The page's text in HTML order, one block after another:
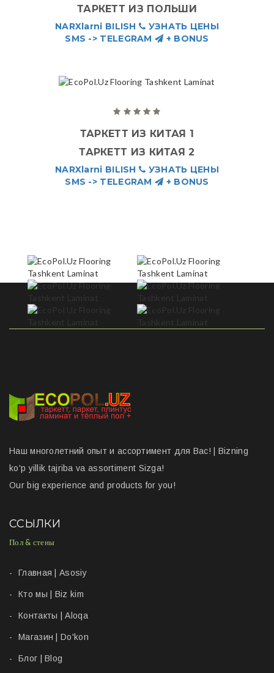
ТАРКЕТТ ИЗ ПОЛЬШИ
NARXlarni BILISH
УЗНАТЬ ЦЕНЫ
SMS -> TELEGRAM
+ BONUS
ТАРКЕТТ ИЗ КИТАЯ 1
ТАРКЕТТ ИЗ КИТАЯ 2
NARXlarni BILISH
УЗНАТЬ ЦЕНЫ
SMS -> TELEGRAM
+ BONUS
Наш многолетний опыт и ассортимент для Вас! | Bizning
ko'p yillik tajriba va assortiment Sizga!
Our big experience and products for you!
ССЫЛКИ
Пол & стены
Главная | Asosiy
Кто мы | Biz kim
Контакты | Aloqa
Магазин | Do'kon
Блог | Blog